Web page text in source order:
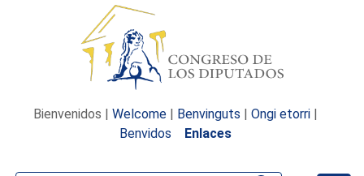
Bienvenidos | Welcome | Benvinguts | Ongi etorri |
Benvidos
Enlaces